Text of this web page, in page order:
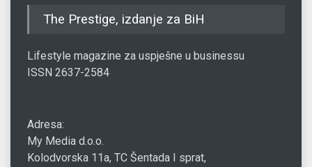
The Prestige, izdanje za BiH
Lifestyle magazine za uspješne u businessu
ISSN 2637-2584
Adresa:
My Media d.o.o.
Kolodvorska 11a, TC Šentada I sprat,